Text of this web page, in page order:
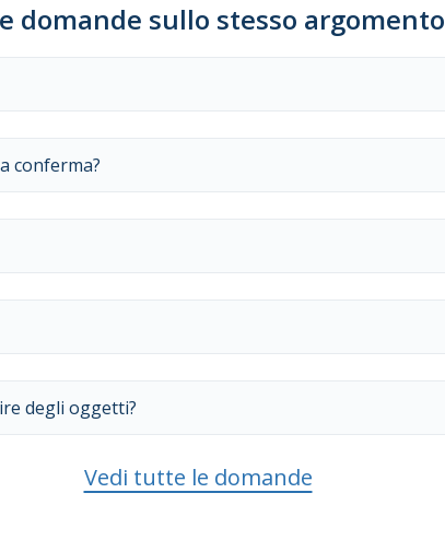
domande sullo stesso argomento
conferma?
degli oggetti?
Vedi tutte le domande